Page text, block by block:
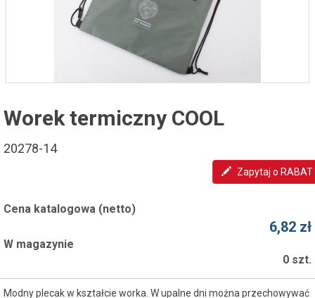
Worek termiczny COOL
20278-14
Zapytaj o RABAT
Cena katalogowa (netto)
6,82 zł
W magazynie
0 szt.
Modny plecak w kształcie worka. W upalne dni można przechowywać